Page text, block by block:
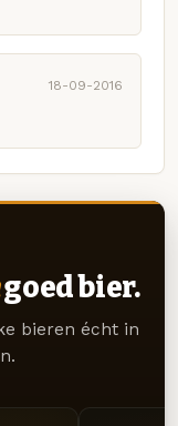
18-09-2016
goed bier.
bieren écht in